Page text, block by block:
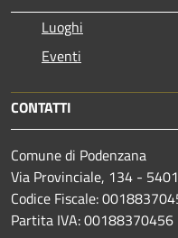
Luoghi
Eventi
CONTATTI
Comune di Podenzana
Via Provinciale, 134 -
Codice Fiscale:
Partita IVA: 00188370456